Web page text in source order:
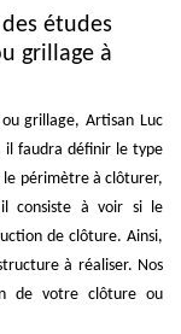
études
grillage à
grillage, Artisan Luc
il faudra définir le type
le périmètre à clôturer,
consiste à voir si le
de clôture. Ainsi,
à réaliser. Nos
de votre clôture ou